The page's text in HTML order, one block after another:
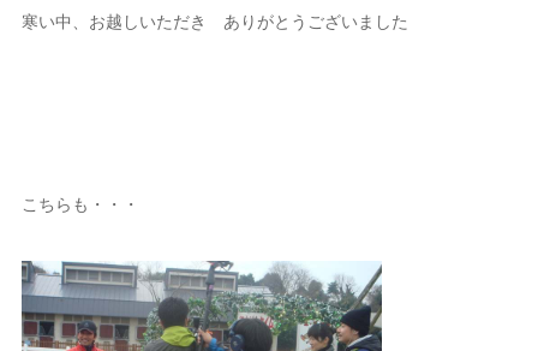
寒い中、お越しいただき ありがとうございました
こちらも・・・